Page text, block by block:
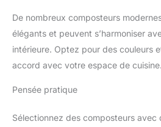
De nombreux composteurs
élégants et peuvent s’harmoniser
intérieure. Optez pour des couleurs
accord avec votre espace de cuisine.
Pensée pratique
Sélectionnez des composteurs avec